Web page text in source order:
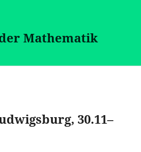
Mathematik
30.11–